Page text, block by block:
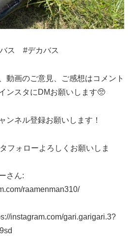
ス #デカバス
動画のご意見、ご感想はコメント
ンスタにDMお願いします🥺
ンネル登録お願いします！
フォローよろしくお願いしま
さん:
raamenman310/
instagram.com/gari.garigari.3?